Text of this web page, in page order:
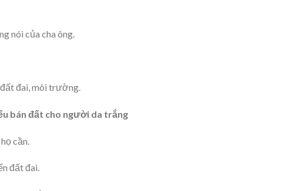
nói của cha ông.
đai, môi trường.
bán đất cho người da trắng
cần.
đất đai.